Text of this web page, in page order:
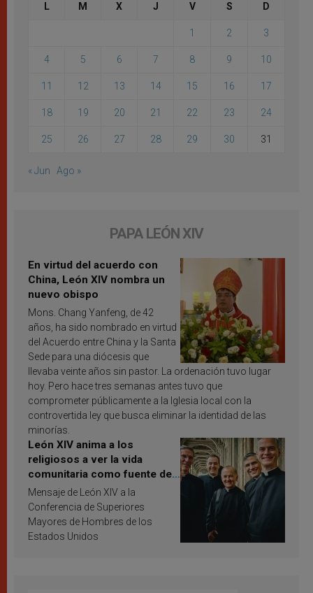
L M X J V S D
1 2 3
4 5 6 7 8 9 10
11 12 13 14 15 16 17
18 19 20 21 22 23 24
25 26 27 28 29 30 31
« Jun Ago »
PAPA LEÓN XIV
En virtud del acuerdo con
China, León XIV nombra un
nuevo obispo
Mons. Chang Yanfeng, de 42
años, ha sido nombrado en virtud
del Acuerdo entre China y la Santa
Sede para una diócesis que
llevaba veinte años sin pastor. La ordenación tuvo lugar
hoy. Pero hace tres semanas antes tuvo que
comprometer públicamente a la Iglesia local con la
controvertida ley que busca eliminar la identidad de las
minorías.
León XIV anima a los
religiosos a ver la vida
comunitaria como fuente de
inspiración y santificación
Mensaje de León XIV a la
Conferencia de Superiores
Mayores de Hombres de los
Estados Unidos